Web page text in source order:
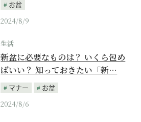
お盆
2024/8/9
生活
新盆に必要なものは？ いくら包め
ばいい？ 知っておきたい「新…
マナー
お盆
2024/8/6